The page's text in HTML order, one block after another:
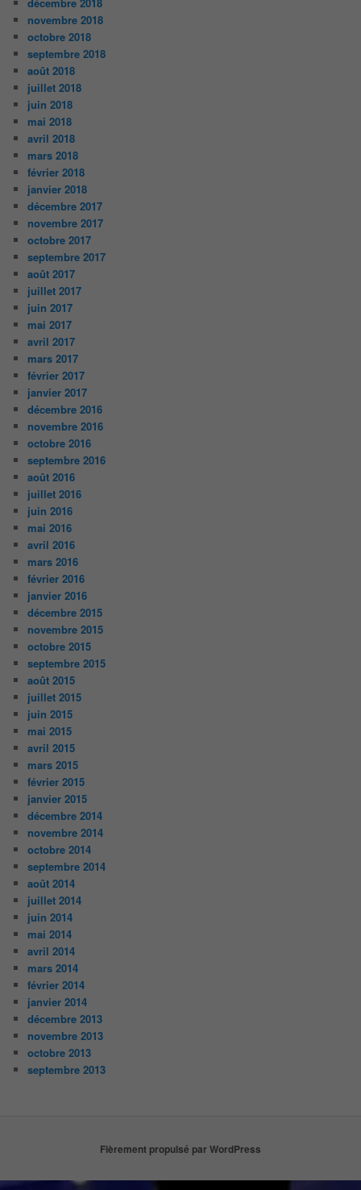
novembre 2018
octobre 2018
septembre 2018
août 2018
juillet 2018
juin 2018
mai 2018
avril 2018
mars 2018
février 2018
janvier 2018
décembre 2017
novembre 2017
octobre 2017
septembre 2017
août 2017
juillet 2017
juin 2017
mai 2017
avril 2017
mars 2017
février 2017
janvier 2017
décembre 2016
novembre 2016
octobre 2016
septembre 2016
août 2016
juillet 2016
juin 2016
mai 2016
avril 2016
mars 2016
février 2016
janvier 2016
décembre 2015
novembre 2015
octobre 2015
septembre 2015
août 2015
juillet 2015
juin 2015
mai 2015
avril 2015
mars 2015
février 2015
janvier 2015
décembre 2014
novembre 2014
octobre 2014
septembre 2014
août 2014
juillet 2014
juin 2014
mai 2014
avril 2014
mars 2014
février 2014
janvier 2014
décembre 2013
novembre 2013
octobre 2013
septembre 2013
Fièrement propulsé par WordPress